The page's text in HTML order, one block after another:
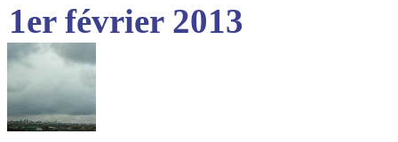
1er février 2013